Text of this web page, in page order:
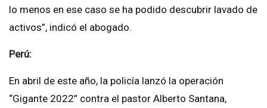
lo menos en ese caso se ha podido descubrir lavado de
activos”, indicó el abogado.
Perú:
En abril de este año, la policía lanzó la operación
“Gigante 2022” contra el pastor Alberto Santana,